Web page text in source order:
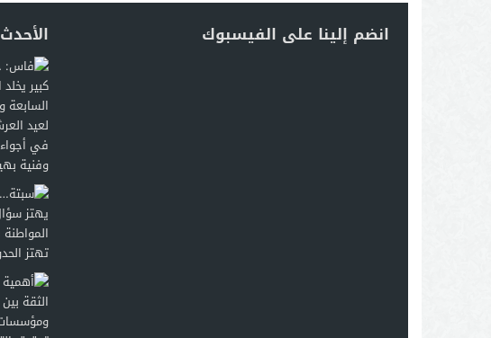
انضم إلينا على الفيسبوك الأحدث